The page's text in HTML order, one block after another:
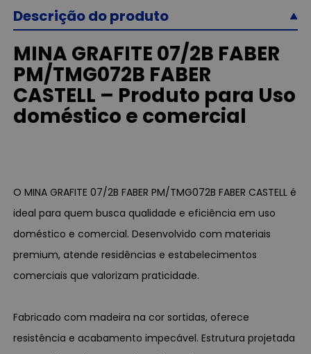
Descrição do produto
MINA GRAFITE 07/2B FABER
PM/TMG072B FABER
CASTELL – Produto para Uso
doméstico e comercial
O MINA GRAFITE 07/2B FABER PM/TMG072B FABER CASTELL é
ideal para quem busca qualidade e eficiência em uso
doméstico e comercial. Desenvolvido com materiais
premium, atende residências e estabelecimentos
comerciais que valorizam praticidade.
Fabricado com madeira na cor sortidas, oferece
resistência e acabamento impecável. Estrutura projetada